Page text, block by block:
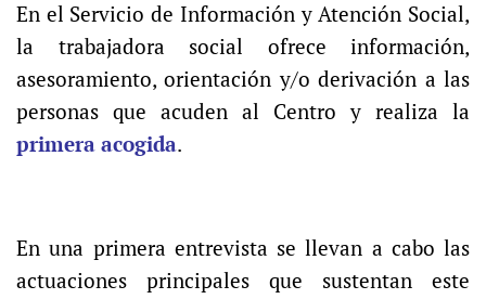
En el Servicio de Información y Atención Social,
la trabajadora social ofrece información,
asesoramiento, orientación y/o derivación a las
personas que acuden al Centro y realiza la
primera acogida.
En una primera entrevista se llevan a cabo las
actuaciones principales que sustentan este